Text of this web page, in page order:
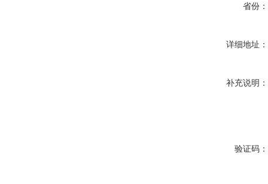
省份：
详细地址：
补充说明：
验证码：